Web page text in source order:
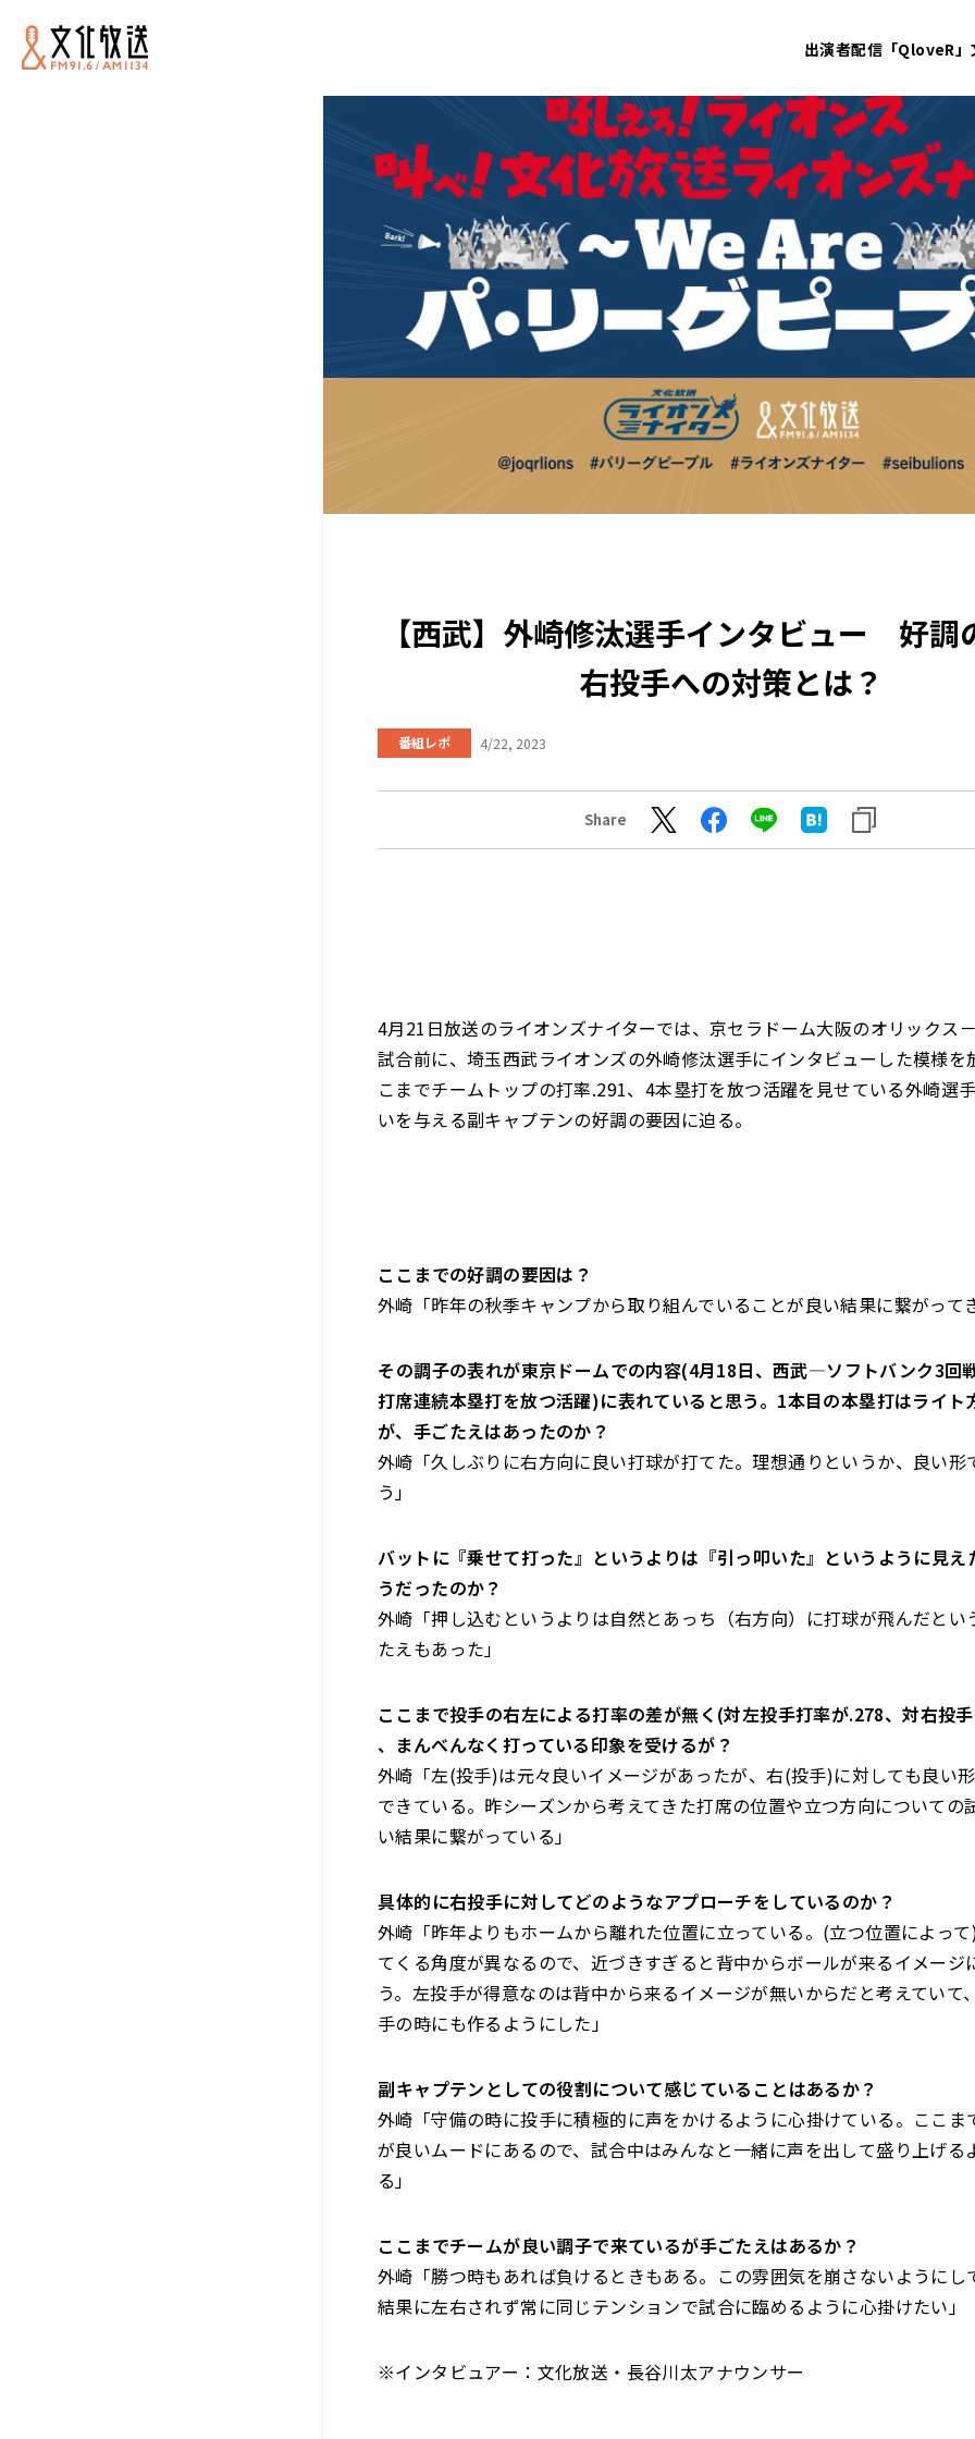
出演者配信「QloveR」
【西武】外崎修汰選手インタビュー 好
右投手への対策とは？
番組レポ 4/22, 2023
Share
4月21日放送のライオンズナイターでは、京セラドーム大阪のオリックス
試合前に、埼玉西武ライオンズの外崎修汰選手にインタビューした模様を
こまでチームトップの打率.291、4本塁打を放つ活躍を見せている外崎選
いを与える副キャプテンの好調の要因に迫る。
――ここまでの好調の要因は？
外崎「昨年の秋季キャンプから取り組んでいることが良い結果に繋がって
――その調子の表れが東京ドームでの内容(4月18日、西武―ソフトバンク3回
打席連続本塁打を放つ活躍)に表れていると思う。1本目の本塁打はライト
が、手ごたえはあったのか？
外崎「久しぶりに右方向に良い打球が打てた。理想通りというか、良い形
う」
――バットに『乗せて打った』というよりは『引っ叩いた』というように見
うだったのか？
外崎「押し込むというよりは自然とあっち（右方向）に打球が飛んだとい
たえもあった」
――ここまで投手の右左による打率の差が無く(対左投手打率が.278、対右投
、まんべんなく打っている印象を受けるが？
外崎「左(投手)は元々良いイメージがあったが、右(投手)に対しても良い
できている。昨シーズンから考えてきた打席の位置や立つ方向についての
い結果に繋がっている」
――具体的に右投手に対してどのようなアプローチをしているのか？
外崎「昨年よりもホームから離れた位置に立っている。(立つ位置によっ
てくる角度が異なるので、近づきすぎると背中からボールが来るイメージ
う。左投手が得意なのは背中から来るイメージが無いからだと考えていて
手の時にも作るようにした」
――副キャプテンとしての役割について感じていることはあるか？
外崎「守備の時に投手に積極的に声をかけるように心掛けている。ここま
が良いムードにあるので、試合中はみんなと一緒に声を出して盛り上げる
る」
――ここまでチームが良い調子で来ているが手ごたえはあるか？
外崎「勝つ時もあれば負けるときもある。この雰囲気を崩さないようにし
結果に左右されず常に同じテンションで試合に臨めるように心掛けたい」
※インタビュアー：文化放送・長谷川太アナウンサー